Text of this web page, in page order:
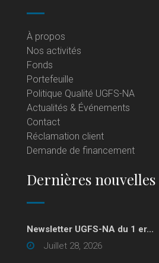
À propos
Nos activités
Fonds
Portefeuille
Politique Qualité UGFS-NA
Actualités & Événements
Contact
Réclamation client
Demande de financement
Dernières nouvelles
Newsletter UGFS-NA du 1 er...
Juillet 28, 2026